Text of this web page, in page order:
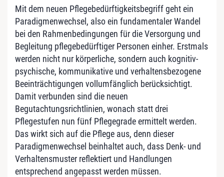
Mit dem neuen Pflegebedürftigkeitsbegriff geht ein
Paradigmenwechsel, also ein fundamentaler Wandel
bei den Rahmenbedingungen für die Versorgung und
Begleitung pflegebedürftiger Personen einher. Erstmals
werden nicht nur körperliche, sondern auch kognitiv-
psychische, kommunikative und verhaltensbezogene
Beeinträchtigungen vollumfänglich berücksichtigt.
Damit verbunden sind die neuen
Begutachtungsrichtlinien, wonach statt drei
Pflegestufen nun fünf Pflegegrade ermittelt werden.
Das wirkt sich auf die Pflege aus, denn dieser
Paradigmenwechsel beinhaltet auch, dass Denk- und
Verhaltensmuster reflektiert und Handlungen
entsprechend angepasst werden müssen.